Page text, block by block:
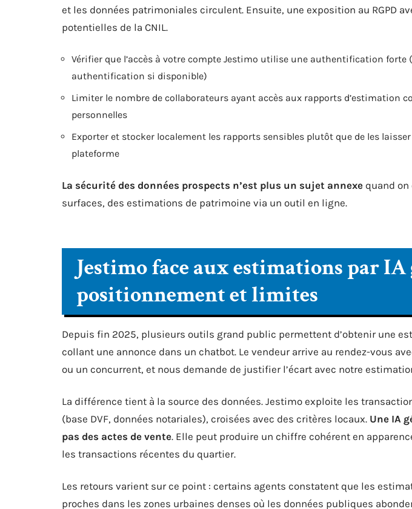
et les données patrimoniales circulent. Ensuite, une exposition au RGPD
potentielles de la CNIL.
Vérifier que l’accès à votre compte Jestimo utilise une authentification forte
authentification si disponible)
Limiter le nombre de collaborateurs ayant accès aux rapports d’estimation
personnelles
Exporter et stocker localement les rapports sensibles plutôt que de les
plateforme
La sécurité des données prospects n’est plus un sujet annexe quand on
surfaces, des estimations de patrimoine via un outil en ligne.
Jestimo face aux estimations par
positionnement et limites
Depuis fin 2025, plusieurs outils grand public permettent d’obtenir une
collant une annonce dans un chatbot. Le vendeur arrive au rendez-vous
ou un concurrent, et nous demande de justifier l’écart avec notre
La différence tient à la source des données. Jestimo exploite les
(base DVF, données notariales), croisées avec des critères locaux. Une IA
pas des actes de vente. Elle peut produire un chiffre cohérent en
les transactions récentes du quartier.
Les retours varient sur ce point : certains agents constatent que les
proches dans les zones urbaines denses où les données publiques